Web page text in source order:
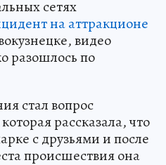
сетях
на аттракционе
видео
разошлось по
стал вопрос
рассказала, что
с друзьями и после
происшествия она